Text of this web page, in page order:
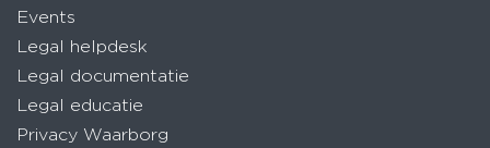
Events
Legal helpdesk
Legal documentatie
Legal educatie
Privacy Waarborg